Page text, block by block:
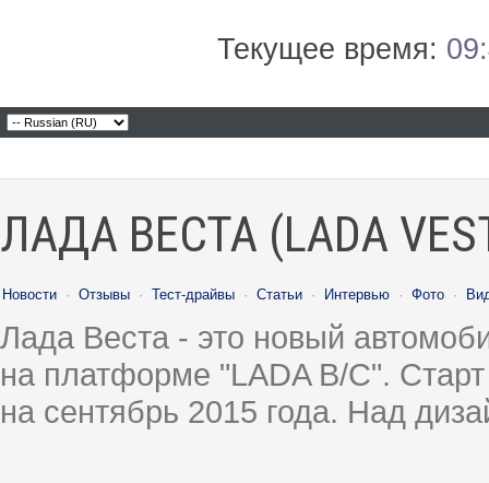
Текущее время:
ЛАДА ВЕСТА (LADA
Новости · Отзывы · Тест-драйвы · Статьи · Интервью · Фото ·
Лада Веста - это новый
на платформе "LADA B/C".
на сентябрь 2015 года. Над